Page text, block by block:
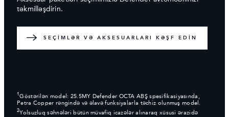
təkmilləşdirin.
SEÇİMLƏR VƏ AKSESUARLARI KƏŞF EDİN
1 Göstərilən model: 25.5MY Defender OCTA ABŞ spesifikasiyasında,
Petra Copper rəngində və əlavə funksiyalarla təchiz olunmuş model.
2Yolsuzluq səhnələri bütün müvafiq icazələr alınaraq xüsusi ərazidə